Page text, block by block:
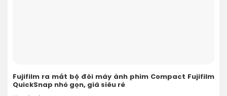
Fujifilm ra mắt bộ đôi máy ảnh phim Compact Fujifilm
QuickSnap nhỏ gọn, giá siêu rẻ